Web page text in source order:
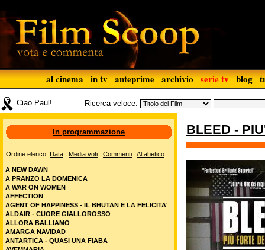
al cinema in tv anteprime archivio serie tv blog
Ciao Paul! Ricerca veloce:
BLEED -
In programmazione
Ordine elenco: Data Media voti Commenti Alfabetico
A NEW DAWN
A PRANZO LA DOMENICA
A WAR ON WOMEN
AFFECTION
AGENT OF HAPPINESS - IL BHUTAN E LA FELICITA'
ALDAIR - CUORE GIALLOROSSO
ALLORA BALLIAMO
AMARGA NAVIDAD
ANTARTICA - QUASI UNA FIABA